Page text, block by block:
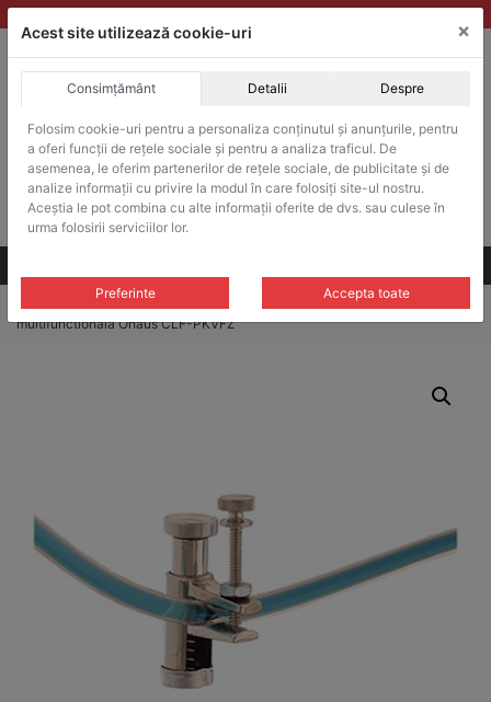
Skip
to
ACHIZITII PUBLICE
Produsele pot fi achizitionate si in sistemul SEAP / SICAP
Products
search
CAUTARE
Cere-ne oferta!
Cleme si suporturi Cleme multifunctionale / Clema
multifunctionala Ohaus CLF-PKVFZ
Acest site utilizează cookie-uri ×
Consimțământ Detalii Despre
Folosim cookie-uri pentru a personaliza conținutul și anunțurile, pentru
a oferi funcții de rețele sociale și pentru a analiza traficul. De
asemenea, le oferim partenerilor de rețele sociale, de publicitate și de
analize informații cu privire la modul în care folosiți site-ul nostru.
Aceștia le pot combina cu alte informații oferite de dvs. sau culese în
urma folosirii serviciilor lor.
Preferinte Accepta toate